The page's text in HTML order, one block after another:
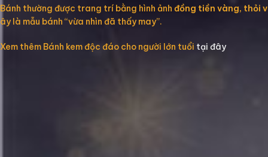
Bánh thường được trang trí bằng hình ảnh đồng tiền vàng, thỏi
ây là mẫu bánh “vừa nhìn đã thấy may”.
Xem thêm Bánh kem độc đáo cho người lớn tuổi tại đây